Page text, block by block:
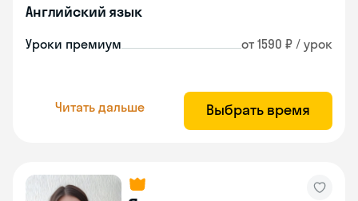
Английский язык
Уроки премиум от 1590 ₽ / урок
Читать дальше Выбрать время